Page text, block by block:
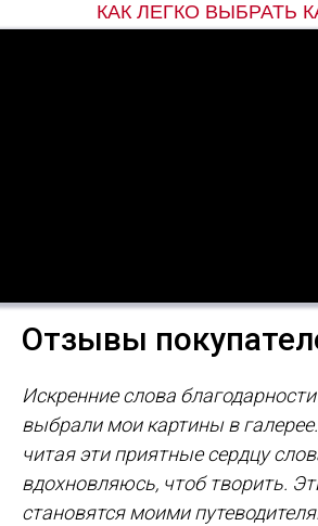
КАК ЛЕГКО ВЫБРАТЬ
Отзывы
Искренние слова
выбрали мои картины в
читая эти приятные сердцу
вдохновляюсь, чтоб творить.
становятся моими